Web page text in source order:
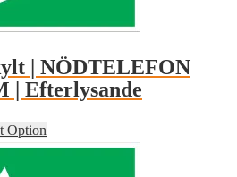
| NÖDTELEFON
| Efterlysande
Option